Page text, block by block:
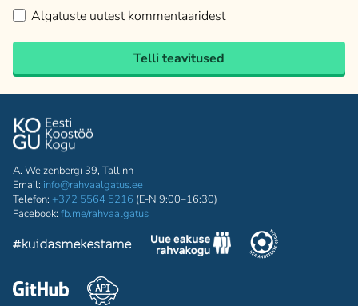
Algatuste uutest kommentaaridest
Telli teavitused
A. Weizenbergi 39, Tallinn
Email: info@rahvaalgatus.ee
Telefon: +372 5564 5216 (E-N 9:00–16:30)
Facebook: fb.me/rahvaalgatus